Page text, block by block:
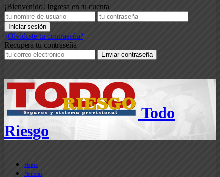
¡Bienvenido! Ingresa en tu cuenta
¿Olvidaste tu contraseña?
Recupera tu contraseña
Todo
Riesgo
Home
Noticias